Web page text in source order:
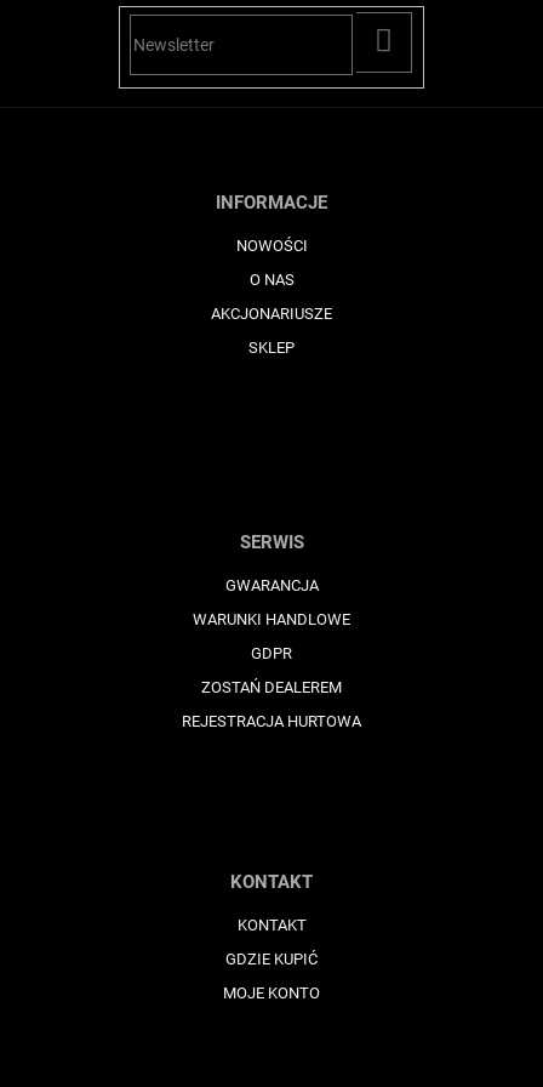
SE
INFORMACJE
NOWOŚCI
O NAS
AKCJONARIUSZE
SKLEP
SERWIS
GWARANCJA
WARUNKI HANDLOWE
GDPR
ZOSTAŃ DEALEREM
REJESTRACJA HURTOWA
KONTAKT
KONTAKT
GDZIE KUPIĆ
MOJE KONTO